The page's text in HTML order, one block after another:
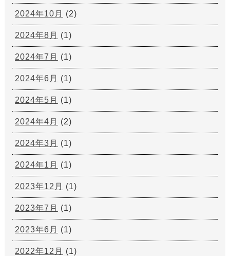
2024年10月 (2)
2024年8月 (1)
2024年7月 (1)
2024年6月 (1)
2024年5月 (1)
2024年4月 (2)
2024年3月 (1)
2024年1月 (1)
2023年12月 (1)
2023年7月 (1)
2023年6月 (1)
2022年12月 (1)